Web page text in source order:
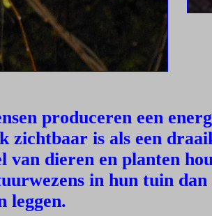
produceren een
zichtbaar is als een
van dieren en planten
in hun tuin
leggen.